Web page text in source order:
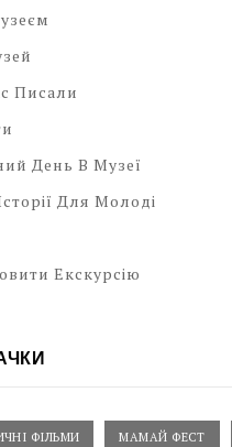
Писали
День В Музеї
Для Молоді
Екскурсію
ФІЛЬМИ МАМАЙ ФЕСТ